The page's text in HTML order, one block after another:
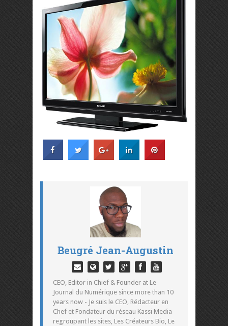
Beugré Jean-Augustin
CEO, Editor in Chief & Founder at Le
Journal du Numérique since more than 10
years now - Je suis le CEO, Rédacteur en
Chef et Fondateur du réseau Kassi Media
regroupant les sites, Les Créateurs Bio, Le